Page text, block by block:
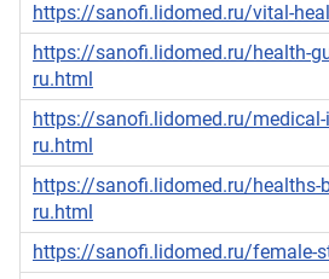
https://sanofi.lidomed.ru/vital-
https://sanofi.lidomed.ru/health-
ru.html
https://sanofi.lidomed.ru/
ru.html
https://sanofi.lidomed.ru/healths-
ru.html
https://sanofi.lidomed.ru/female-